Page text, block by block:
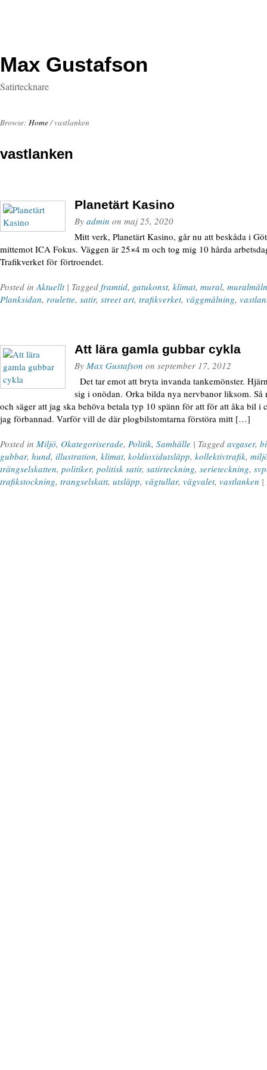
Max Gustafson
Satirtecknare
Browse: Home/ vastlanken
vastlanken
Planetärt Kasino
By admin on maj 25, 2020
Mitt verk, Planetärt Kasino, går nu att beskåda i
mittemot ICA Fokus. Väggen är 25×4 m och tog mig 10 hårda
Trafikverket för förtroendet.
Posted inAktuellt | Tagged framtid, gatukonst, klimat, mural,
Planksidan, roulette, satir, street art, trafikverket, väggmålning,
Att lära gamla gubbar cykla
By Max Gustafson on september 17, 2012
Det tar emot att bryta invanda tankemönster.
sig i onödan. Orka bilda nya nervbanor liksom.
och säger att jag ska behöva betala typ 10 spänn för att för att åka bil i
jag förbannad. Varför vill de där plogbilstomtarna förstöra mitt […]
Posted in Miljö, Okategoriserade, Politik, Samhälle | Tagged avgaser,
gubbar, hund, illustration, klimat, koldioxidutsläpp, kollektivtrafik,
trängselskatten, politiker, politisk satir, satirteckning, serieteckning,
trafikstockning, trangselskatt, utsläpp, vägtullar, vägvalet, vastlanken |